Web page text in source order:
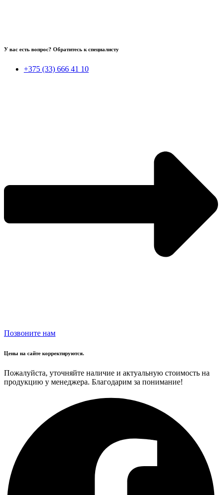
У вас есть вопрос? Обратитесь к специалисту
+375 (33) 666 41 10
Позвоните нам
Цены на сайте корректируются.
Пожалуйста, уточняйте наличие и актуальную стоимость на
продукцию у менеджера. Благодарим за понимание!